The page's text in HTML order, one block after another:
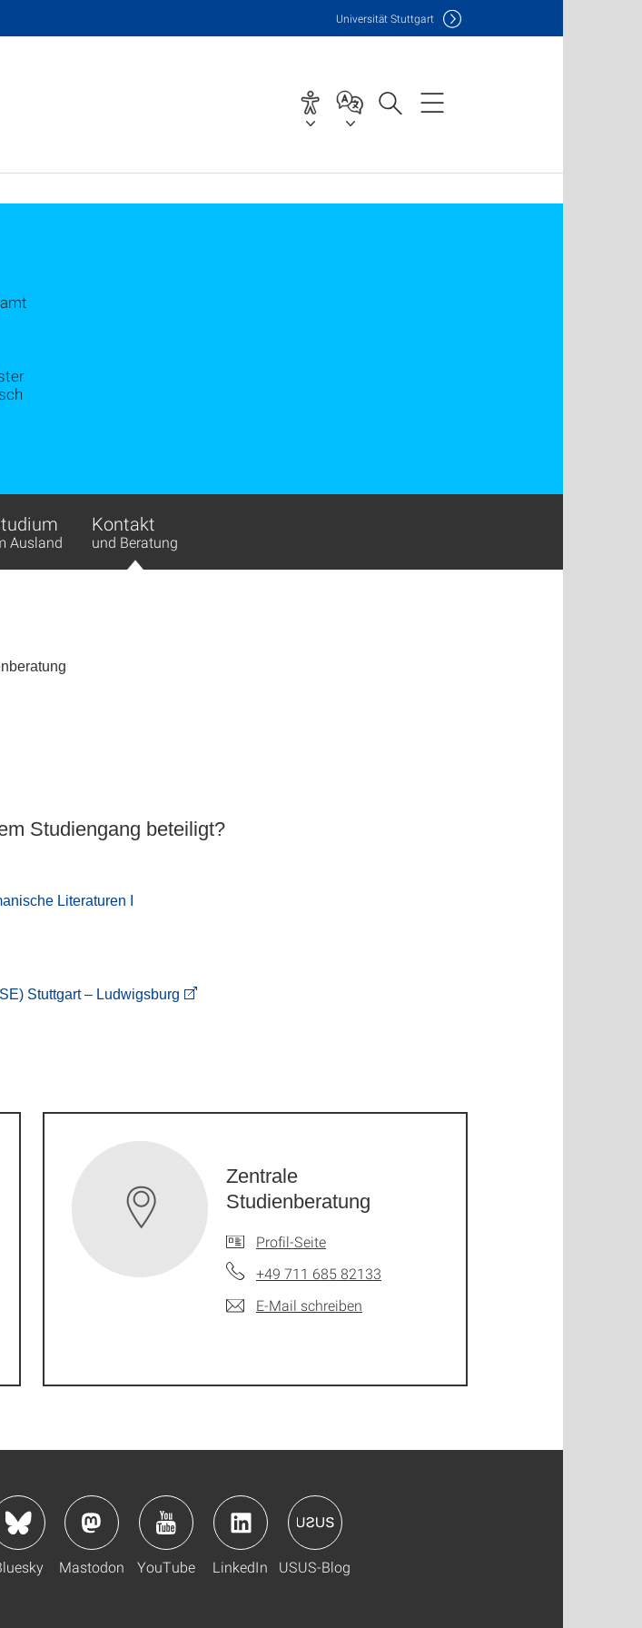
Universität Stuttgart
Ausland
Kontakt
und Beratung
Studiengang beteiligt?
Literaturen I
Stuttgart – Ludwigsburg
Zentrale
Studienberatung
Profil-Seite
+49 711 685 82133
E-Mail schreiben
Mastodon YouTube LinkedIn USUS-Blog